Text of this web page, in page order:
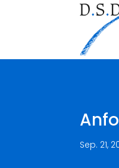
Sep. 21,